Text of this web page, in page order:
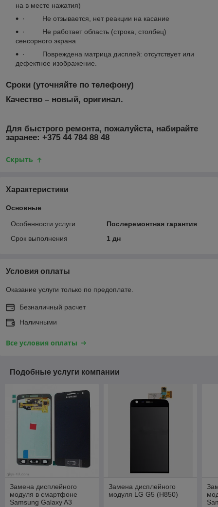
на в месте нажатия)
· Не отзывается, нет реакции на касание
· Не работает область (строка, столбец)
сенсорного экрана
· Повреждена матрица дисплей: отсутствует или
дефектное изображение.
Сроки (уточняйте по телефону)
Качество – новый, оригинал.
Для быстрого ремонта, пожалуйста, набирайте
заранее: +375 44 784 88 48
Скрыть
Характеристики
Основные
Особенности услуги
Послеремонтная гарантия
Срок выполнения
1 дн
Условия оплаты
Оказание услуги только по предоплате.
Безналичный расчет
Наличными
Все условия оплаты
Подобные услуги компании
Замена дисплейного
модуля в смартфоне
Samsung Galaxy A3
Замена дисплейного
модуля LG G5 (H850)